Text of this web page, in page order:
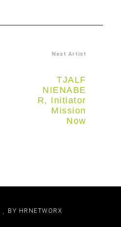
Next Artist
TJALF
NIENABE
R, Initiator
Mission
Now
BY HRNETWORX